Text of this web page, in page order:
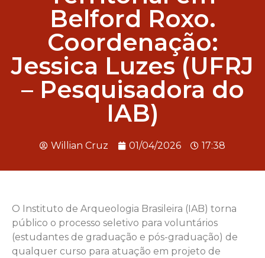
Belford Roxo.
Coordenação:
Jessica Luzes (UFRJ
– Pesquisadora do
IAB)
Willian Cruz 01/04/2026 17:38
O Instituto de Arqueologia Brasileira (IAB) torna
público o processo seletivo para voluntários
(estudantes de graduação e pós-graduação) de
qualquer curso para atuação em projeto de